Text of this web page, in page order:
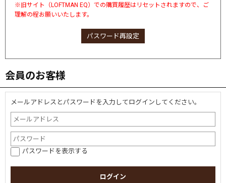
※旧サイト（LOFTMAN EQ）での購買履歴はリセットされますので、ご
理解の程お願いいたします。
パスワード再設定
会員のお客様
メールアドレスとパスワードを入力してログインしてください。
パスワードを表示する